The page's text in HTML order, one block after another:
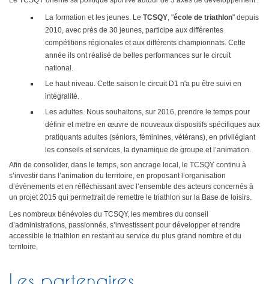
Sélectif Jeunes 2011
La formation et les jeunes. Le TCSQY, "école de triathlon" depuis
2010, avec près de 30 jeunes, participe aux différentes
compétitions régionales et aux différents championnats. Cette
année ils ont réalisé de belles performances sur le circuit
national.
Le haut niveau. Cette saison le circuit D1 n'a pu être suivi en
intégralité.
Les adultes. Nous souhaitons, sur 2016, prendre le temps pour
définir et mettre en œuvre de nouveaux dispositifs spécifiques aux
pratiquants adultes (séniors, féminines, vétérans), en privilégiant
les conseils et services, la dynamique de groupe et l’animation.
Afin de consolider, dans le temps, son ancrage local, le TCSQY continu à
s’investir dans l’animation du territoire, en proposant l’organisation
d’évènements et en réfléchissant avec l’ensemble des acteurs concernés à
un projet 2015 qui permettrait de remettre le triathlon sur la Base de loisirs.
Les nombreux bénévoles du TCSQY, les membres du conseil
d’administrations, passionnés, s’investissent pour développer et rendre
accessible le triathlon en restant au service du plus grand nombre et du
territoire.